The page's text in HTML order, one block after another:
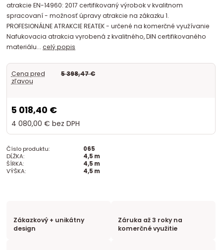
atrakcie EN-14960: 2017 certifikovaný výrobok v kvalitnom
spracovaní - možnosť úpravy atrakcie na zákazku 1.
PROFESIONÁLNE ATRAKCIE REATEK - určené na komerčné využívanie
Nafukovacia atrakcia vyrobená z kvalitného, DIN certifikovaného
materiálu...celý popis
Cena pred
zľavou
5 398,47 €
5 018,40 €
4 080,00 € bez DPH
Číslo produktu:
065
DĹŽKA:
4,5 m
ŠÍRKA:
4,5 m
VÝŠKA:
4,5 m
Zákazkový + unikátny
design
Záruka až 3 roky na
komerčné využitie